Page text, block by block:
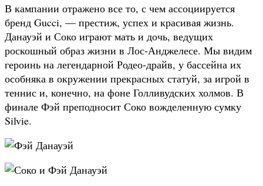
В кампании отражено все то, с чем ассоциируется
бренд Gucci, — престиж, успех и красивая жизнь.
Данауэй и Соко играют мать и дочь, ведущих
роскошный образ жизни в Лос-Анджелесе. Мы видим
героинь на легендарной Родео-драйв, у бассейна их
особняка в окружении прекрасных статуй, за игрой в
теннис и, конечно, на фоне Голливудских холмов. В
финале Фэй преподносит Соко вожделенную сумку
Silvie.